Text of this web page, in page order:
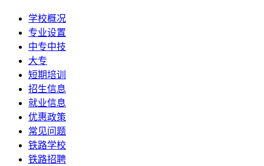
学校概况
专业设置
中专中技
大专
短期培训
招生信息
就业信息
优惠政策
常见问题
铁路学校
铁路招聘